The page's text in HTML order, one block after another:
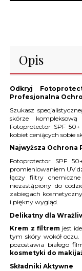
Opis
Odkryj
Profesjonalna
Szukasz
skórze
Fotoprotector SPF
kobiet ceniących sobie
Najwyższa Ochrona
Fotoprotector SPF
promieniowaniem UV
łączy filtry
niezastąpiony do
zabiegach
i piękny wygląd.
Delikatny dla
Krem z filtremjest
tym skóry wokół oczu.
pozostawia białego
kosmetyki do
Składniki Aktywne